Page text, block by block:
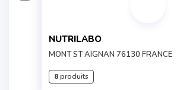
NUTRILABO
MONT ST AIGNAN 76130 FRANCE
8produits